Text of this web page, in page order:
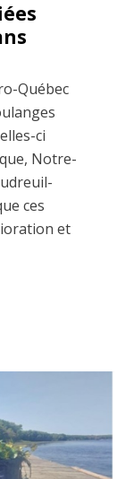
Québec
ci
Notre-
ces
et